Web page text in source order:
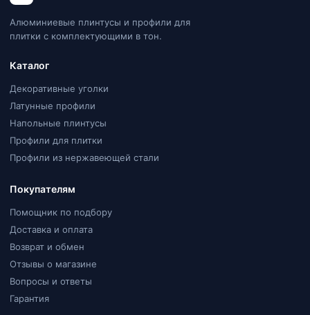
Алюминиевые плинтусы и профили для
плитки с комплектующими в тон.
Каталог
Декоративные уголки
Латунные профили
Напольные плинтусы
Профили для плитки
Профили из нержавеющей стали
Покупателям
Помощник по подбору
Доставка и оплата
Возврат и обмен
Отзывы о магазине
Вопросы и ответы
Гарантия